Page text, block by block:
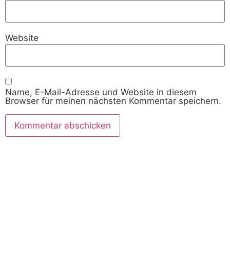
Website
Name, E-Mail-Adresse und Website in diesem
Browser für meinen nächsten Kommentar speichern.